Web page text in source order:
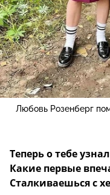
Любовь Розенберг
Теперь о тебе
Какие первые
Сталкиваешься с